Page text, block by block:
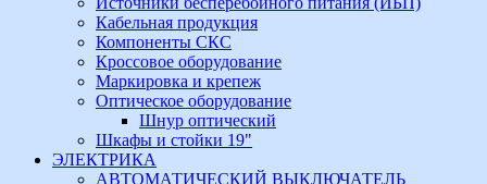
Кабельная продукция
Компоненты СКС
Кроссовое оборудование
Маркировка и крепеж
Оптическое оборудование
Шнур оптический
Шкафы и стойки 19"
ЭЛЕКТРИКА
АВТОМАТИЧЕСКИЙ ВЫКЛЮЧАТЕЛЬ